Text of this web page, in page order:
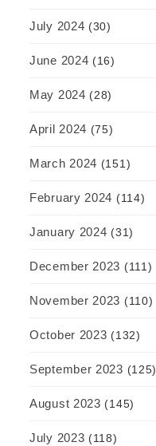
July 2024 (30)
June 2024 (16)
May 2024 (28)
April 2024 (75)
March 2024 (151)
February 2024 (114)
January 2024 (31)
December 2023 (111)
November 2023 (110)
October 2023 (132)
September 2023 (125)
August 2023 (145)
July 2023 (118)